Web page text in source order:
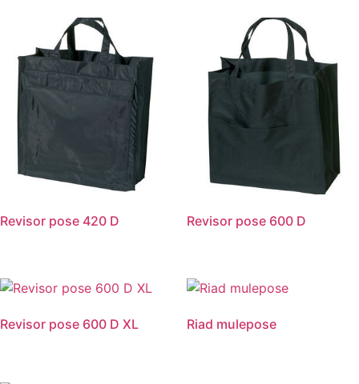
Revisor pose 420 D Revisor pose 600 D
Revisor pose 600 D XL Riad mulepose